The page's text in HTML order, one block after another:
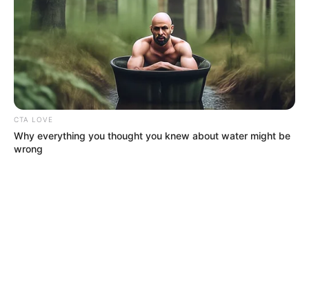
CTA LOVE
Why everything you thought you knew about water might be
wrong